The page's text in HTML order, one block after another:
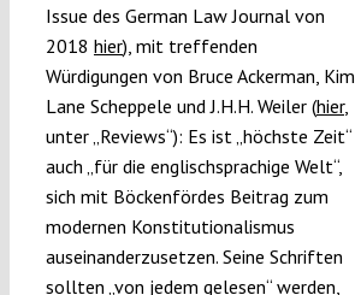
Issue des German Law Journal von
2018 hier), mit treffenden
Würdigungen von Bruce Ackerman, Kim
Lane Scheppele und J.H.H. Weiler (hier,
unter „Reviews“): Es ist „höchste Zeit“
auch „für die englischsprachige Welt“,
sich mit Böckenfördes Beitrag zum
modernen Konstitutionalismus
auseinanderzusetzen. Seine Schriften
sollten „von jedem gelesen“ werden,